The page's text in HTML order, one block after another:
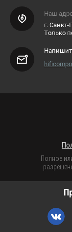
Наш
г.
Только
Полное